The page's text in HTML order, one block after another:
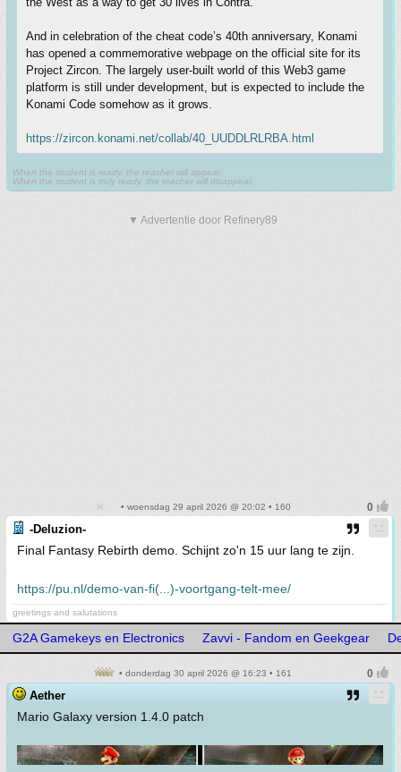
And in celebration of the cheat code’s 40th anniversary, Konami
has opened a commemorative webpage on the official site for its
Project Zircon. The largely user-built world of this Web3 game
platform is still under development, but is expected to include the
Konami Code somehow as it grows.
https://zircon.konami.net/collab/40_UUDDLRLRBA.html
When the student is ready, the teacher will appear.
When the student is truly ready, the teacher will disappear.
▼ Advertentie door Refinery89
• woensdag 29 april 2026 @ 20:02 • 160
-Deluzion-
Final Fantasy Rebirth demo. Schijnt zo'n 15 uur lang te zijn.
https://pu.nl/demo-van-fi(...)-voortgang-telt-mee/
greetings and salutations
G2A Gamekeys en Electronics Zavvi - Fandom en Geekgear
• donderdag 30 april 2026 @ 16:23 • 161
Aether
Mario Galaxy version 1.4.0 patch